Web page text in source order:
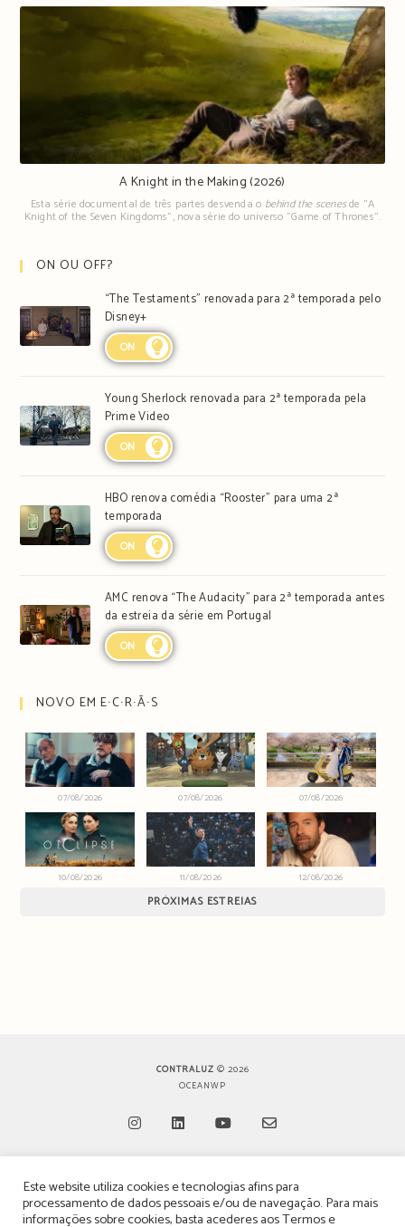
A Knight in the Making (2026)
Esta série documental de três partes desvenda o behind the scenesde "A
Knight of the Seven Kingdoms", nova série do universo "Game of Thrones".
ON OU OFF?
“The Testaments” renovada para 2ª temporada pelo
Disney+
ON
Young Sherlock renovada para 2ª temporada pela
Prime Video
ON
HBO renova comédia “Rooster” para uma 2ª
temporada
ON
AMC renova “The Audacity” para 2ª temporada antes
da estreia da série em Portugal
ON
NOVO EM E∙C∙R∙Ã∙S
07/08/2026 07/08/2026 07/08/2026
10/08/2026 11/08/2026 12/08/2026
PRÓXIMAS ESTREIAS
CONTRALUZ © 2026
OCEANWP
in
a
in
a
in
a
in
a
TERMOS, CONDIÇÕES & POLÍTICA DE PRIVACIDADE
Este website utiliza cookies e tecnologias afins para
processamento de dados pessoais e/ou de navegação. Para mais
informações sobre cookies, basta acederes aosTermos e